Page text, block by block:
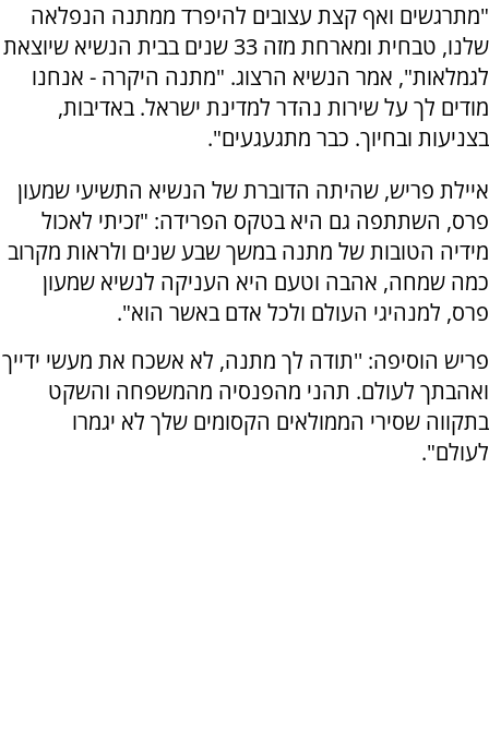
"מתרגשים ואף קצת עצובים להיפרד ממתנה הנפלאה
שלנו, טבחית ומארחת מזה 33 שנים בבית הנשיא שיוצאת
לגמלאות", אמר הנשיא הרצוג. "מתנה היקרה - אנחנו
מודים לך על שירות נהדר למדינת ישראל. באדיבות,
בצניעות ובחיוך. כבר מתגעגעים".
איילת פריש, שהיתה הדוברת של הנשיא התשיעי שמעון
פרס, השתתפה גם היא בטקס הפרידה: "זכיתי לאכול
מידיה הטובות של מתנה במשך שבע שנים ולראות מקרוב
כמה שמחה, אהבה וטעם היא העניקה לנשיא שמעון
פרס, למנהיגי העולם ולכל אדם באשר הוא".
פריש הוסיפה: ''תודה לך מתנה, לא אשכח את מעשי ידייך
ואהבתך לעולם. תהני מהפנסיה מהמשפחה והשקט
בתקווה שסירי הממולאים הקסומים שלך לא יגמרו
לעולם".